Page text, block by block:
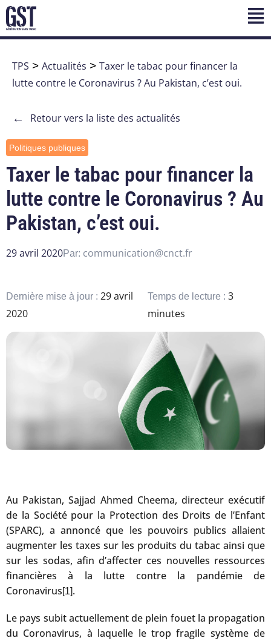
TPS > Actualités > Taxer le tabac pour financer la
lutte contre le Coronavirus ? Au Pakistan, c’est oui.
← Retour vers la liste des actualités
Politiques publiques
Taxer le tabac pour financer la
lutte contre le Coronavirus ? Au
Pakistan, c’est oui.
29 avril 2020Par: communication@cnct.fr
Dernière mise à jour : 29 avril
2020
Temps de lecture : 3
minutes
Au Pakistan, Sajjad Ahmed Cheema, directeur exécutif
de la Société pour la Protection des Droits de l’Enfant
(SPARC), a annoncé que les pouvoirs publics allaient
augmenter les taxes sur les produits du tabac ainsi que
sur les sodas, afin d’affecter ces nouvelles ressources
financières à la lutte contre la pandémie de
Coronavirus[1].
Le pays subit actuellement de plein fouet la propagation
du Coronavirus, à laquelle le trop fragile système de